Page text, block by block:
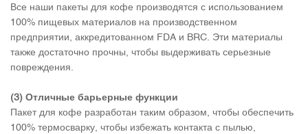
Все наши пакеты для кофе производятся с использованием
100% пищевых материалов на производственном
предприятии, аккредитованном FDA и BRC. Эти материалы
также достаточно прочны, чтобы выдерживать серьезные
повреждения.
(3) Отличные барьерные функции
Пакет для кофе разработан таким образом, чтобы обеспечить
100% термосварку, чтобы избежать контакта с пылью,